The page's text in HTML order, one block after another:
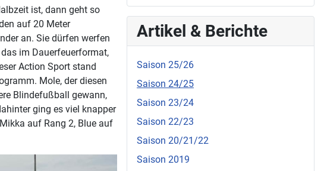
ist, dann geht so
auf 20 Meter
an. Sie dürfen werfen
im Dauerfeuerformat,
Action Sport stand
Mole, der diesen
Blindefußball gewann,
ging es viel knapper
auf Rang 2, Blue auf
Artikel & Berichte
Saison 25/26
Saison 24/25
Saison 23/24
Saison 22/23
Saison 20/21/22
Saison 2019